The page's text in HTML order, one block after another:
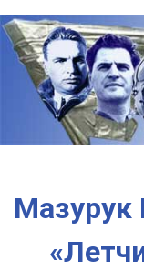
Наверх